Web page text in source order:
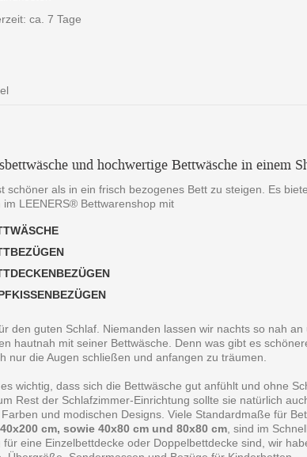
ca. 7 Tage
und hochwertige Bettwäsche in einem
schöner als in ein frisch bezogenes Bett zu steigen. Es
im LEENERS® Bettwarenshop mit
den guten Schlaf. Niemanden lassen wir nachts so nah
hautnah mit seiner Bettwäsche. Denn was gibt es
nur die Augen schließen und anfangen zu träumen.
wichtig, dass sich die Bettwäsche gut anfühlt und ohne
Rest der Schlafzimmer-Einrichtung sollte sie natürlich
und modischen Designs. Viele Standardmaße für
cm, sowie 40x80 cm und 80x80 cm, sind im
für eine Einzelbettdecke oder Doppelbettdecke sind, wir